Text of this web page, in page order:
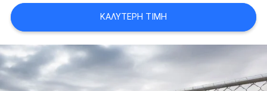
POLICY
ΚΑΛΎΤΕΡΗ ΤΙΜΉ